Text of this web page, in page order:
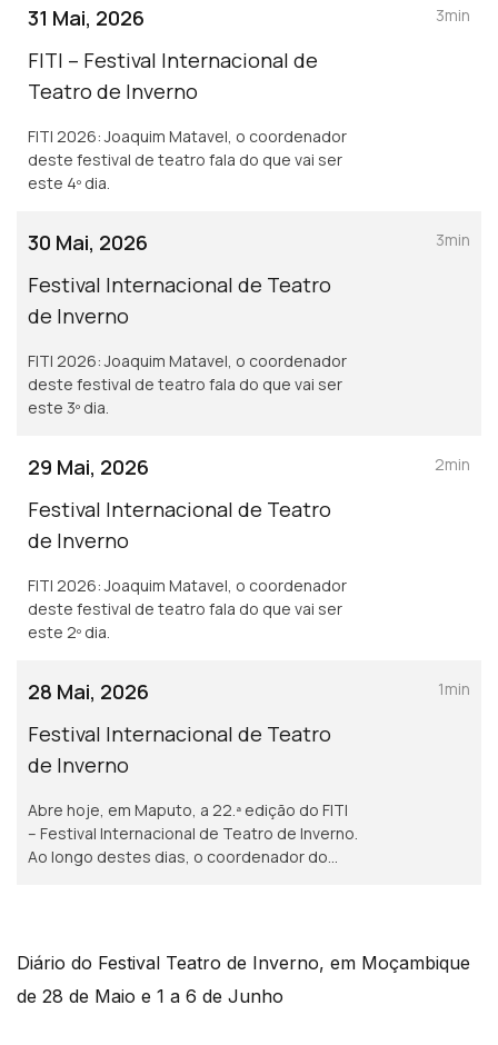
31 Mai, 2026
FITI – Festival Internacional de
Teatro de Inverno
FITI 2026: Joaquim Matavel, o coordenador
deste festival de teatro fala do que vai ser
este 4º dia.
3min
30 Mai, 2026
Festival Internacional de Teatro
de Inverno
FITI 2026: Joaquim Matavel, o coordenador
deste festival de teatro fala do que vai ser
este 3º dia.
3min
29 Mai, 2026
Festival Internacional de Teatro
de Inverno
FITI 2026: Joaquim Matavel, o coordenador
deste festival de teatro fala do que vai ser
este 2º dia.
2min
28 Mai, 2026
Festival Internacional de Teatro
de Inverno
Abre hoje, em Maputo, a 22.ª edição do FITI
– Festival Internacional de Teatro de Inverno.
Ao longo destes dias, o coordenador do
1min
Diário do Festival Teatro de Inverno, em Moçambique
de 28 de Maio e 1 a 6 de Junho